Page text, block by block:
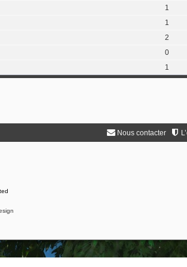
1
1
2
0
1
Nous contacter